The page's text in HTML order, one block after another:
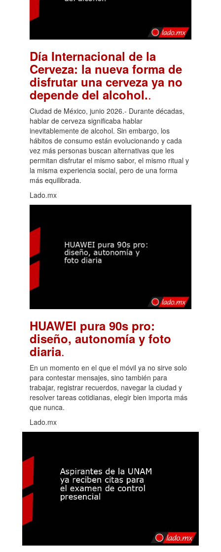
Día Internacional de la
Cerveza: la nueva forma de
disfrutar una cerveza ya no
depende del alcohol..
Ciudad de México, junio 2026.- Durante décadas,
hablar de cerveza significaba hablar
inevitablemente de alcohol. Sin embargo, los
hábitos de consumo están evolucionando y cada
vez más personas buscan alternativas que les
permitan disfrutar el mismo sabor, el mismo ritual y
la misma experiencia social, pero de una forma
más equilibrada.
Lado.mx
HUAWEI pura 90s pro:
diseño, autonomía y foto
diaria.
En un momento en el que el móvil ya no sirve solo
para contestar mensajes, sino también para
trabajar, registrar recuerdos, navegar la ciudad y
resolver tareas cotidianas, elegir bien importa más
que nunca.
Lado.mx